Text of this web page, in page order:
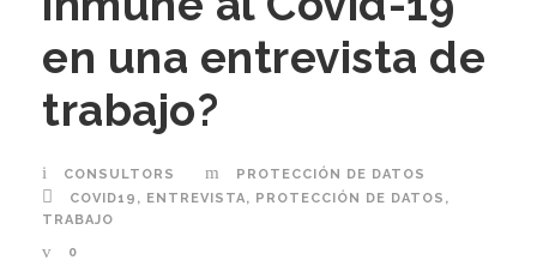
en una entrevista de
trabajo?
CONSULTORS
PROTECCIÓN DE DATOS
COVID19 , ENTREVISTA, PROTECCIÓN DE DATOS ,
TRABAJO
0